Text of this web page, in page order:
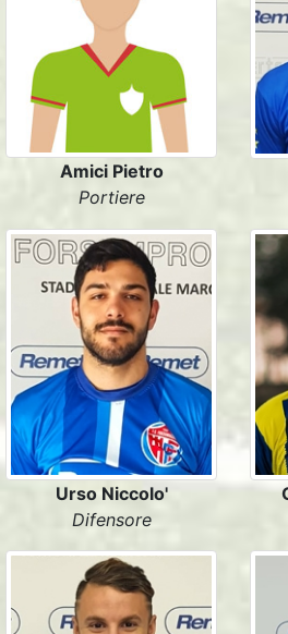
Amici Pietro
Portiere
Urso Niccolo'
Difensore